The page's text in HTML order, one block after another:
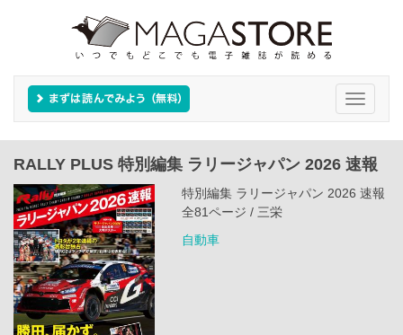
Toggle
RALLY PLUS 特別編集 ラリージャパン 2026 速報
特別編集 ラリージャパン 2026 速報
全81ページ / 三栄
自動車